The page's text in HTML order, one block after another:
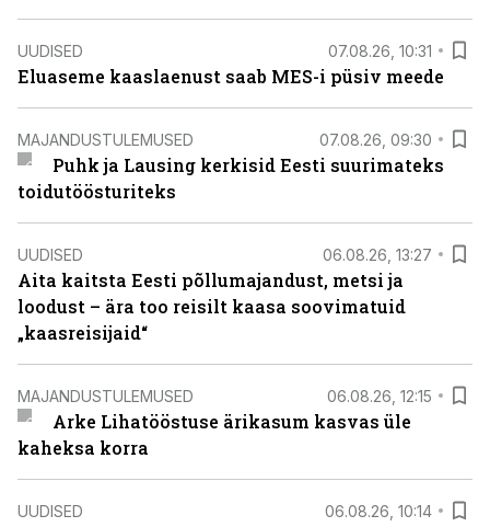
UUDISED 07.08.26, 10:31
Eluaseme kaaslaenust saab MES-i püsiv meede
MAJANDUSTULEMUSED 07.08.26, 09:30
Puhk ja Lausing kerkisid Eesti suurimateks
toidutöösturiteks
UUDISED 06.08.26, 13:27
Aita kaitsta Eesti põllumajandust, metsi ja
loodust – ära too reisilt kaasa soovimatuid
„kaasreisijaid“
MAJANDUSTULEMUSED 06.08.26, 12:15
Arke Lihatööstuse ärikasum kasvas üle
kaheksa korra
UUDISED 06.08.26, 10:14